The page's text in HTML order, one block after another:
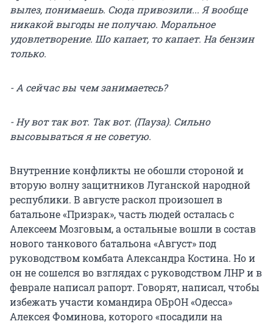
вылез, понимаешь. Сюда привозили... Я вообще
никакой выгоды не получаю. Моральное
удовлетворение. Шо капает, то капает. На бензин
только.
- А сейчас вы чем занимаетесь?
- Ну вот так вот. Так вот. (Пауза). Сильно
высовываться я не советую.
Внутренние конфликты не обошли стороной и
вторую волну защитников Луганской народной
республики. В августе раскол произошел в
батальоне «Призрак», часть людей осталась с
Алексеем Мозговым, а остальные вошли в состав
нового танкового батальона «Август» под
руководством комбата Александра Костина. Но и
он не сошелся во взглядах с руководством ЛНР и в
феврале написал рапорт. Говорят, написал, чтобы
избежать участи командира ОБрОН «Одесса»
Алексея Фоминова, которого «посадили на